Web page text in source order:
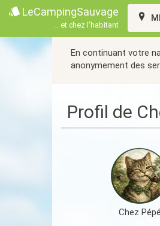
LeCampingSauvage
... et chez l'habitant
En continuant votre
anonymement des
Profil de
Chez Pépé